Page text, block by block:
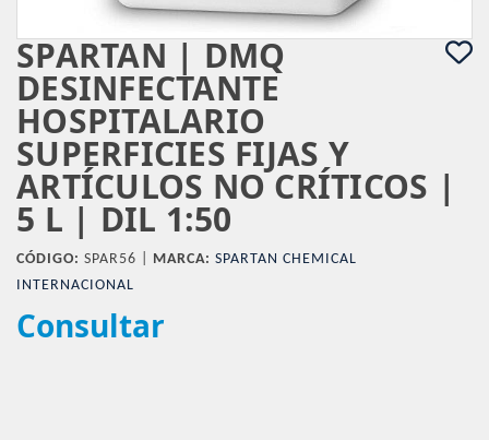
SPARTAN | DMQ
DESINFECTANTE
HOSPITALARIO
SUPERFICIES FIJAS Y
ARTÍCULOS NO CRÍTICOS |
5 L | DIL 1:50
CÓDIGO: SPAR56 | MARCA: SPARTAN CHEMICAL
INTERNACIONAL
Consultar